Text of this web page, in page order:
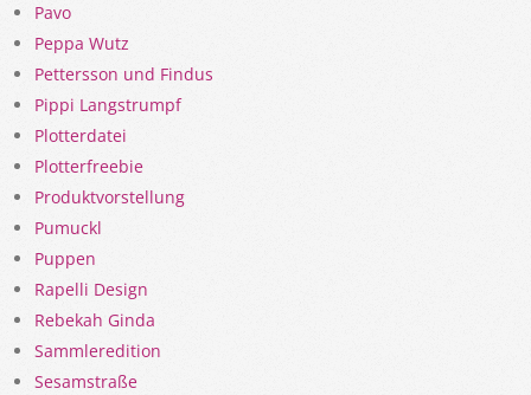
Pavo
Peppa Wutz
Pettersson und Findus
Pippi Langstrumpf
Plotterdatei
Plotterfreebie
Produktvorstellung
Pumuckl
Puppen
Rapelli Design
Rebekah Ginda
Sammleredition
Sesamstraße